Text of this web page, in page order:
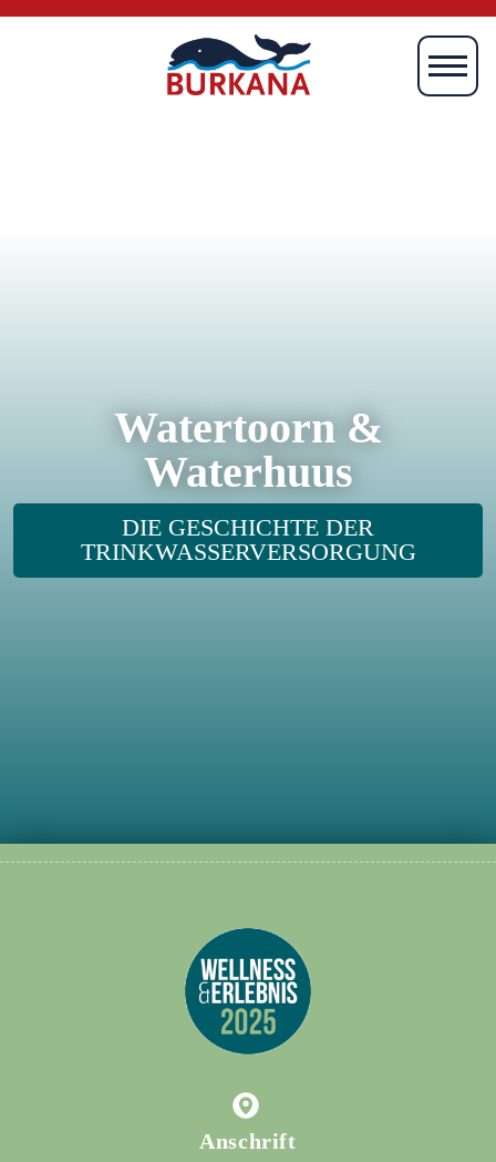
Watertoorn &
Waterhuus
DIE GESCHICHTE DER
TRINKWASSERVERSORGUNG
Anschrift